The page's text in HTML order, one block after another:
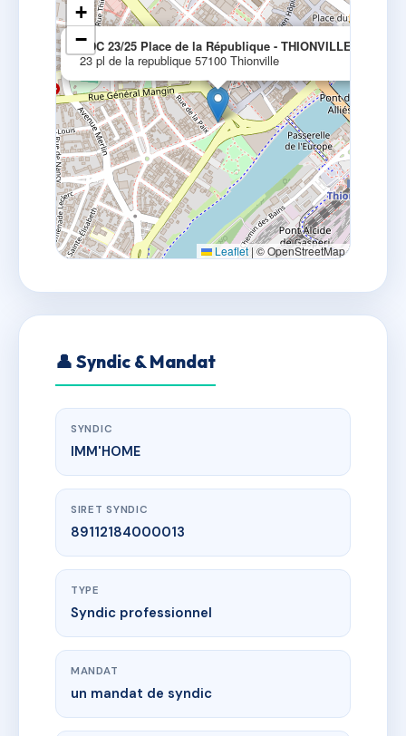
SDC 23/25 Place de la République - THIONVILLE
23 pl de la republique 57100 Thionville
+
−
Leaflet | © OpenStreetMap
👤 Syndic & Mandat
SYNDIC
IMM'HOME
SIRET SYNDIC
89112184000013
TYPE
Syndic professionnel
MANDAT
un mandat de syndic